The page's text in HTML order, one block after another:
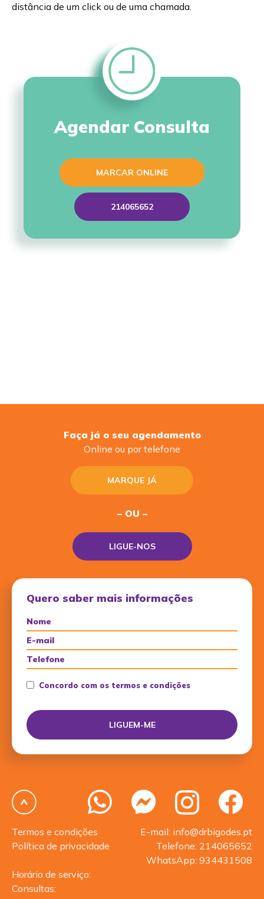
distância de um click ou de uma chamada.
Agendar Consulta
MARCAR ONLINE
214065652
Faça já o seu agendamento
Online ou por telefone
MARQUE JÁ
– OU –
LIGUE-NOS
Quero saber mais informações
Concordo com os termos e condições
Termos e condições
Política de privacidade
E-mail: info@drbigodes.pt
Telefone: 214065652
WhatsApp: 934431508
Horário de serviço:
Consultas: